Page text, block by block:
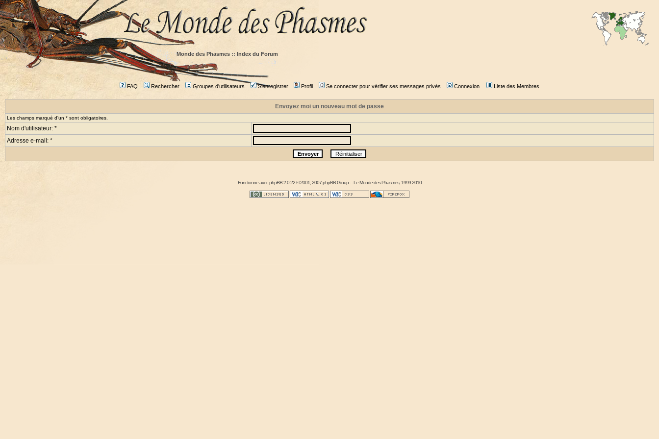
Monde des Phasmes :: Index du Forum
FAQ Rechercher Groupes d'utilisateurs S'enregistrer Profil Se connecter pour vérifier ses messages privés Connexion Liste des Membres
Envoyez moi un nouveau mot de passe
Les champs marqué d'un * sont obligatoires.
Nom d'utilisateur: *
Adresse e-mail: *
Fonctionne avecphpBB2.0.22 © 2001, 2007 phpBB Group : :Le Monde des Phasmes, 1999-2010